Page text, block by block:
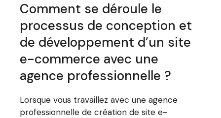
Comment se déroule le
processus de conception et
de développement d’un site
e-commerce avec une
agence professionnelle ?
Lorsque vous travaillez avec une agence
professionnelle de création de site e-